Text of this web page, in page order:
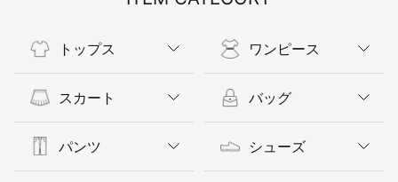
トップス
スカート
パンツ
ワンピース
バッグ
シューズ